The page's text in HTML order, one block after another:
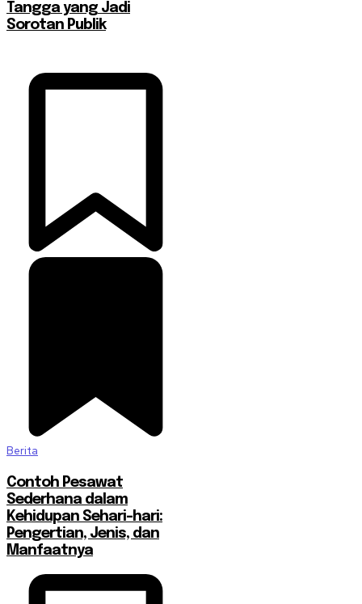
Tangga yang Jadi
Sorotan Publik
Berita
Contoh Pesawat
Sederhana dalam
Kehidupan Sehari-hari:
Pengertian, Jenis, dan
Manfaatnya